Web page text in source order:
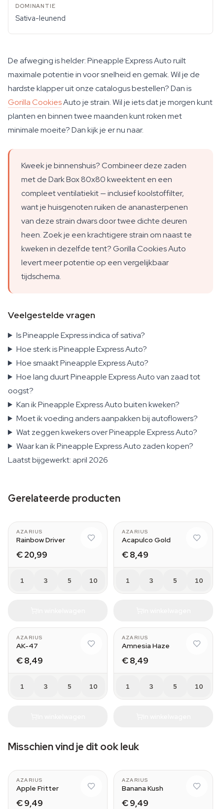
Sativa-leunend
De afweging is helder: Pineapple Express Auto ruilt
maximale potentie in voor snelheid en gemak. Wil je de
hardste klapper uit onze catalogus bestellen? Dan is
Gorilla CookiesAuto je strain. Wil je iets dat je morgen kunt
planten en binnen twee maanden kunt roken met
minimale moeite? Dan kijk je er nu naar.
Kweek je binnenshuis? Combineer deze zaden
met de Dark Box 80x80 kweektent en een
compleet ventilatiekit — inclusief koolstoffilter,
want je huisgenoten ruiken de ananasterpenen
van deze strain dwars door twee dichte deuren
heen. Zoek je een krachtigere strain om naast te
kweken in dezelfde tent? Gorilla Cookies Auto
levert meer potentie op een vergelijkbaar
tijdschema.
Veelgestelde vragen
Is Pineapple Express indica of sativa?
Hoe sterk is Pineapple Express Auto?
Hoe smaakt Pineapple Express Auto?
Hoe lang duurt Pineapple Express Auto van zaad tot
oogst?
Kan ik Pineapple Express Auto buiten kweken?
Moet ik voeding anders aanpakken bij autoflowers?
Wat zeggen kwekers over Pineapple Express Auto?
Waar kan ik Pineapple Express Auto zaden kopen?
Laatst bijgewerkt: april 2026
Gerelateerde producten
AZARIUS
Rainbow Driver
€ 20,99
1 3 5 10
AZARIUS
Acapulco Gold
€ 8,49
1 3 5 10
AZARIUS
AK-47
€ 8,49
1 3 5 10
AZARIUS
Amnesia Haze
€ 8,49
1 3 5 10
Misschien vind je dit ook leuk
AZARIUS
Apple Fritter
€ 9,49
AZARIUS
Banana Kush
€ 9,49